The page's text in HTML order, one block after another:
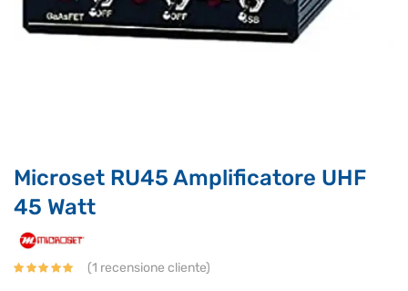
Microset RU45 Amplificatore UHF
45 Watt
(1 recensione cliente)
Ciao, Come posso aiutarti?